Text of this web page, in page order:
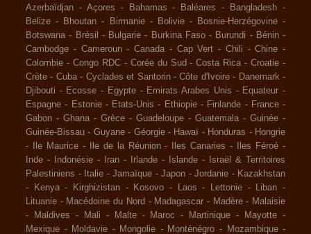
Azerbaïdjan - Açores - Bahamas - Baléares - Bangladesh -
Belize - Bhoutan - Birmanie - Bolivie - Bosnie-Herzégovine -
Botswana - Brésil - Bulgarie - Burkina Faso - Burundi - Bénin -
Cambodge - Cameroun - Canada - Cap Vert - Chili -Chine -
Colombie - Congo RDC - Corée du Sud -Costa Rica -Croatie -
Crète - Cuba - Cyclades et Santorin -Côte d'Ivoire - Danemark -
Djibouti - Ecosse - Egypte - Emirats Arabes Unis - Equateur -
Espagne - Estonie - Etats-Unis - Ethiopie - Finlande - France -
Gabon - Ghana - Grèce - Guadeloupe - Guatemala - Guinée -
Guinée-Bissau - Guyane - Géorgie - Hawaï - Honduras - Hongrie
-
Ile Maurice - Ile de la Réunion - Iles Canaries - Iles Féroé -
Inde - Indonésie - Iran - Irlande - Islande -
Israël & Territoires
Palestiniens - Italie - Jamaïque - Japon - Jordanie - Kazakhstan
-
Kenya - Kirghizistan - Kosovo - Laos - Lettonie - Liban -
Lituanie - Macédoine du Nord - Madagascar - Madère - Malaisie
-
Maldives - Mali - Malte - Maroc - Martinique - Mayotte -
Mexique - Moldavie - Mongolie - Monténégro - Mozambique -